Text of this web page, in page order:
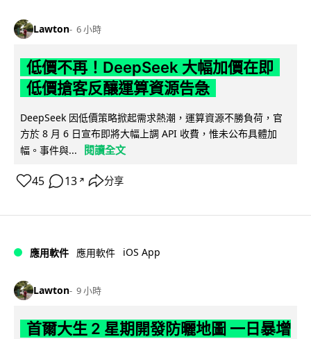
Lawton 6 小時
低價不再！DeepSeek 大幅加價在即
低價搶客反釀運算資源告急
DeepSeek 因低價策略掀起需求熱潮，運算資源不勝負荷，官
方於 8 月 6 日宣布即將大幅上調 API 收費，惟未公布具體加
幅。事件與...
閱讀全文
45 13 ↗ 分享
應用軟件 應用軟件 iOS App
Lawton 9 小時
首爾大生 2 星期開發防曬地圖 一日暴增